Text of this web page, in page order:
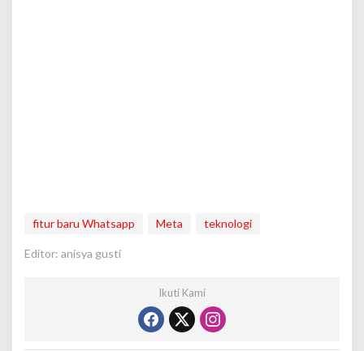
fitur baru Whatsapp Meta teknologi
Editor: anisya gusti
Ikuti Kami